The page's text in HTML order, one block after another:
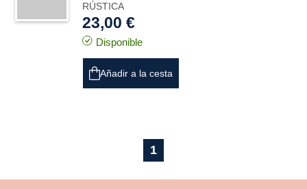
RÚSTICA
23,00 €
Disponible
Añadir a la cesta
1